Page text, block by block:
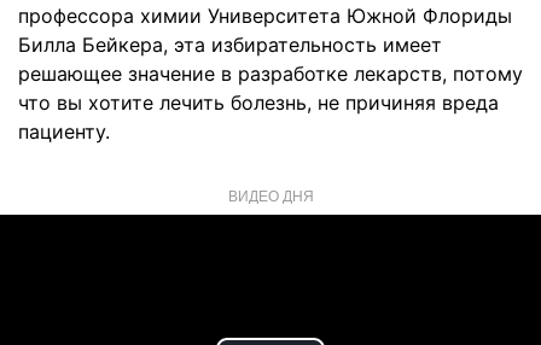
профессора химии Университета Южной Флориды
Билла Бейкера, эта избирательность имеет
решающее значение в разработке лекарств, потому
что вы хотите лечить болезнь, не причиняя вреда
пациенту.
ВИДЕО ДНЯ